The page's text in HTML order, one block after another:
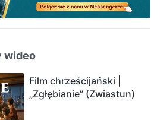
wideo
Film chrześcijański |
„Zgłębianie” (Zwiastun)